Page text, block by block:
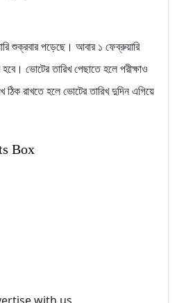
শুক্রবার পড়েছে। আবার ১ ফেব্রুয়ারি
ভোটের তারিখ পেছাতে হলে পরীক্ষাও
ঠিক রাখতে হলে ভোটের তারিখ দুদিন এগিয়ে
Box